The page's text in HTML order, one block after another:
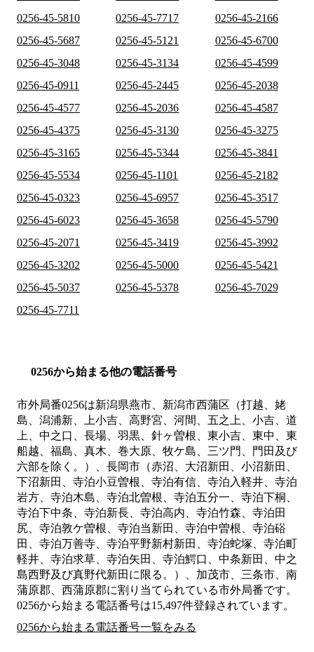
0256-45-5810
0256-45-7717
0256-45-2166
0256-45-5687
0256-45-5121
0256-45-6700
0256-45-3048
0256-45-3134
0256-45-4599
0256-45-0911
0256-45-2445
0256-45-2038
0256-45-4577
0256-45-2036
0256-45-4587
0256-45-4375
0256-45-3130
0256-45-3275
0256-45-3165
0256-45-5344
0256-45-3841
0256-45-5534
0256-45-1101
0256-45-2182
0256-45-0323
0256-45-6957
0256-45-3517
0256-45-6023
0256-45-3658
0256-45-5790
0256-45-2071
0256-45-3419
0256-45-3992
0256-45-3202
0256-45-5000
0256-45-5421
0256-45-5037
0256-45-5378
0256-45-7029
0256-45-7711
0256から始まる他の電話番号
市外局番0256は新潟県燕市、新潟市西蒲区（打越、姥
島、潟浦新、上小吉、高野宮、河間、五之上、小吉、道
上、中之口、長場、羽黒、針ヶ曽根、東小吉、東中、東
船越、福島、真木、巻大原、牧ケ島、三ツ門、門田及び
六部を除く。）、長岡市（赤沼、大沼新田、小沼新田、
下沼新田、寺泊小豆曽根、寺泊有信、寺泊入軽井、寺泊
岩方、寺泊木島、寺泊北曽根、寺泊五分一、寺泊下桐、
寺泊下中条、寺泊新長、寺泊高内、寺泊竹森、寺泊田
尻、寺泊敦ケ曽根、寺泊当新田、寺泊中曽根、寺泊硲
田、寺泊万善寺、寺泊平野新村新田、寺泊蛇塚、寺泊町
軽井、寺泊求草、寺泊矢田、寺泊鰐口、中条新田、中之
島西野及び真野代新田に限る。）、加茂市、三条市、南
蒲原郡、西蒲原郡に割り当てられている市外局番です。
0256から始まる電話番号は15,497件登録されています。
0256から始まる電話番号一覧をみる